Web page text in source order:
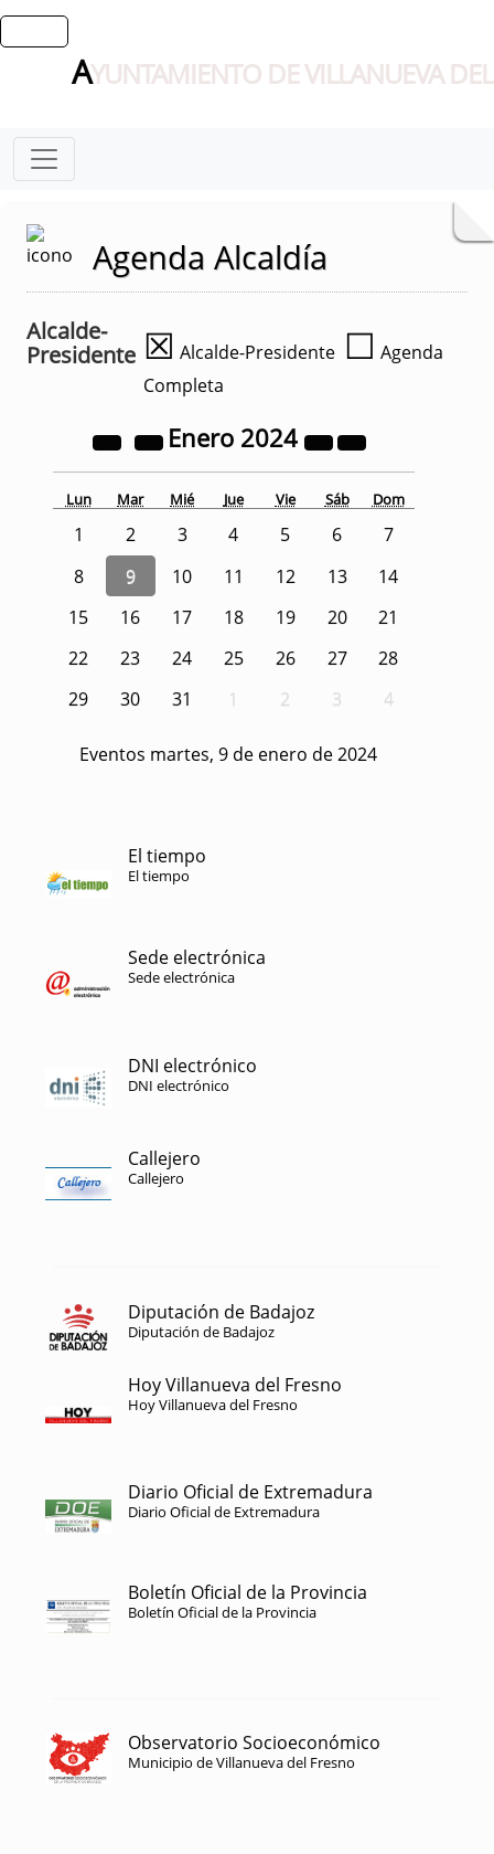
AYUNTAMIENTO DE VILLANUEVA
Agenda Alcaldía
Alcalde-
Presidente ☒ Alcalde-Presidente ☐ Agenda
Completa
Enero 2024
Lun Mar Mié Jue Vie Sáb Dom
1 2 3 4 5 6
7
8
9 10 11 12 13
14
15
16 17 18 19 20
21
22
23 24 25 26 27
28
29
30 31 1 2 3 4
Eventos martes, 9 de enero de 2024
El tiempo
El tiempo
Sede electrónica
Sede electrónica
DNI electrónico
DNI electrónico
Callejero
Callejero
Diputación de Badajoz
Diputación de Badajoz
Hoy Villanueva del Fresno
Hoy Villanueva del Fresno
Diario Oficial de Extremadura
Diario Oficial de Extremadura
Boletín Oficial de la Provincia
Boletín Oficial de la Provincia
Observatorio Socioeconómico
Municipio de Villanueva del Fresno